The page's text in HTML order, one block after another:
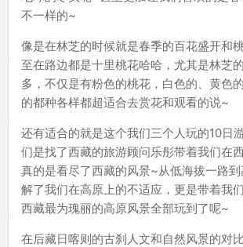
不一样的~
像是在林芝的时候就是春季的百花盛开和
至在路边都是十里桃花哈哈，尤其是林芝
多，不仅是有粉色的桃花，白色的、黄色
的都种各样都超适合去赏花和观看的说~
还有适合的就是这个我们三个人玩的10日
们是找了西藏的旅游顾问乐彤带着我们在
真的是看尽了西藏的风景~从低海拔一路
解了我们在高原上的不适应，更是带着我
西藏最为瑰丽的高原风景全部玩到了呢~
在后藏日喀则的古刹人文和自然风景的对